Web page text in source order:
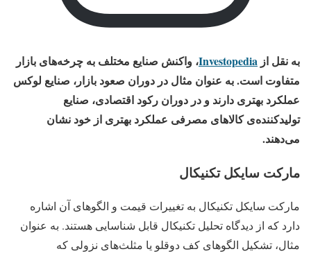
به نقل از Investopedia، واکنش صنایع مختلف به چرخه‌های بازار
متفاوت است. به عنوان مثال در دوران صعود بازار، صنایع لوکس
عملکرد بهتری دارند و در دوران رکود اقتصادی، صنایع
تولیدکننده‌ی کالاهای مصرفی عملکرد بهتری از خود نشان
می‌دهند.
مارکت سایکل تکنیکال
مارکت سایکل تکنیکال به تغییرات قیمت و الگوهای آن اشاره
دارد که از دیدگاه تحلیل تکنیکال قابل شناسایی هستند. به عنوان
مثال، تشکیل الگوهای کف دوقلو یا مثلث‌های نزولی که